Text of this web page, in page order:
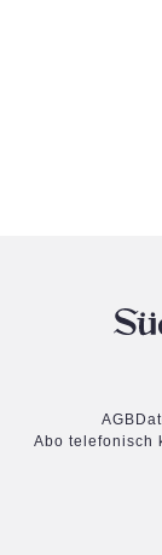
AGB
Abo telefonisch